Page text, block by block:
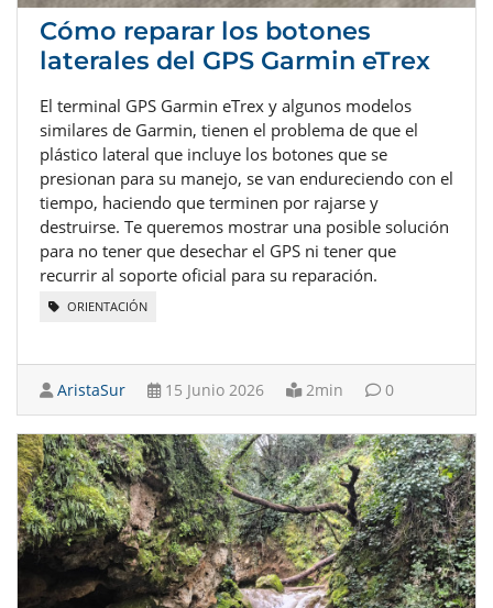
Cómo reparar los botones
laterales del GPS Garmin eTrex
El terminal GPS Garmin eTrex y algunos modelos
similares de Garmin, tienen el problema de que el
plástico lateral que incluye los botones que se
presionan para su manejo, se van endureciendo con el
tiempo, haciendo que terminen por rajarse y
destruirse. Te queremos mostrar una posible solución
para no tener que desechar el GPS ni tener que
recurrir al soporte oficial para su reparación.
ORIENTACIÓN
AristaSur 15 Junio 2026 2min 0